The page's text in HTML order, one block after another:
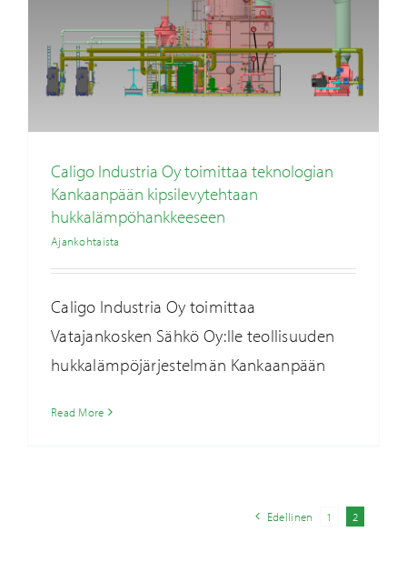
Caligo Industria Oy toimittaa teknologian
Kankaanpään kipsilevytehtaan
hukkalämpöhankkeeseen
Ajankohtaista
Caligo Industria Oy toimittaa
Vatajankosken Sähkö Oy:lle teollisuuden
hukkalämpöjärjestelmän Kankaanpään
Read More
Edellinen 1 2